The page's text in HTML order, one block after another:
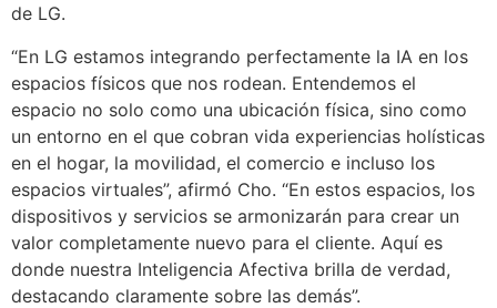
de LG.
“En LG estamos integrando perfectamente la IA en los
espacios físicos que nos rodean. Entendemos el
espacio no solo como una ubicación física, sino como
un entorno en el que cobran vida experiencias holísticas
en el hogar, la movilidad, el comercio e incluso los
espacios virtuales”, afirmó Cho. “En estos espacios, los
dispositivos y servicios se armonizarán para crear un
valor completamente nuevo para el cliente. Aquí es
donde nuestra Inteligencia Afectiva brilla de verdad,
destacando claramente sobre las demás”.